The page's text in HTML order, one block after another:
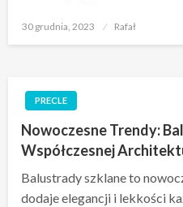
Opublikowane
30 grudnia, 2023 Rafał
PRECLE
Nowoczesne Trendy:
Współczesnej
Balustrady szklane to
dodaje elegancji i lekkości